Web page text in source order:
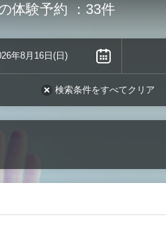
体験予約 ：33件
年8月16日(日)
検索条件をすべてクリア